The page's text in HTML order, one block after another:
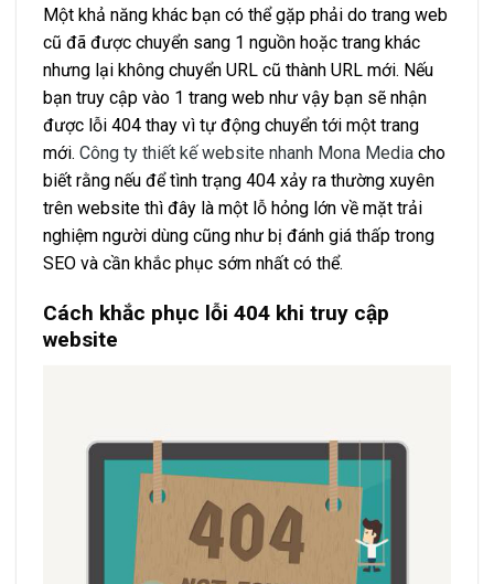
Một khả năng khác bạn có thể gặp phải do trang web
cũ đã được chuyển sang 1 nguồn hoặc trang khác
nhưng lại không chuyển URL cũ thành URL mới. Nếu
bạn truy cập vào 1 trang web như vậy bạn sẽ nhận
được lỗi 404 thay vì tự động chuyển tới một trang
mới. Công ty thiết kế website nhanh Mona Media cho
biết rằng nếu để tình trạng 404 xảy ra thường xuyên
trên website thì đây là một lỗ hỏng lớn về mặt trải
nghiệm người dùng cũng như bị đánh giá thấp trong
SEO và cần khắc phục sớm nhất có thể.
Cách khắc phục lỗi 404 khi truy cập
website